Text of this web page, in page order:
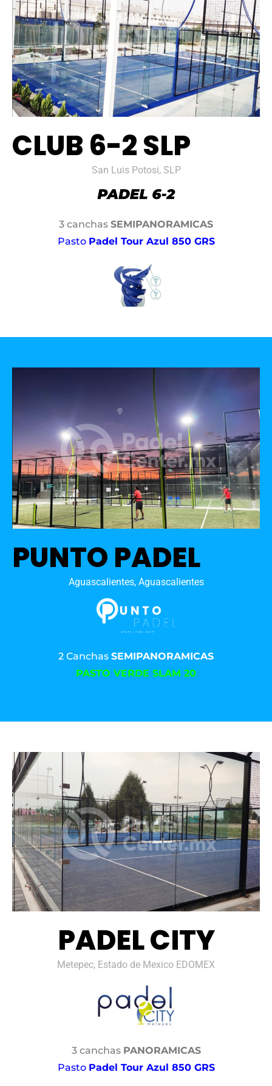
CLUB 6-2 SLP
San Luis Potosi, SLP
3 canchas SEMIPANORAMICAS
Pasto Padel Tour Azul 850 GRS
PUNTO PADEL
Aguascalientes, Aguascalientes
2 Canchas SEMIPANORAMICAS
PASTO VERDE SLAM 20
PADEL CITY
Metepec, Estado de Mexico EDOMEX
3 canchas PANORAMICAS
Pasto Padel Tour Azul 850 GRS